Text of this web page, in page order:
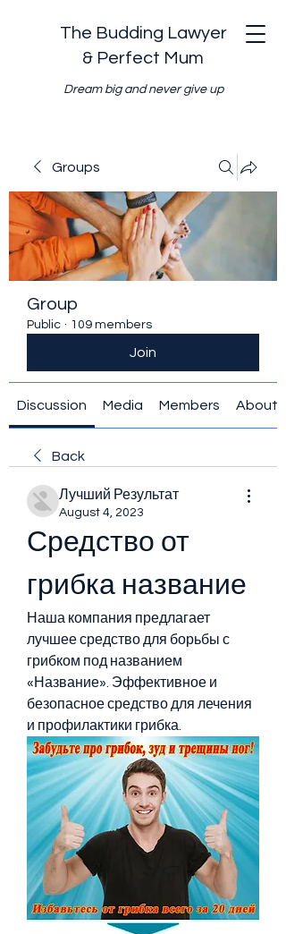
The Budding Lawyer
& Perfect Mum
Dream big and never give up
Groups
Group
Public · 109 members
Join
Discussion Media Members About
Back
Лучший Результат
August 4, 2023
Средство от
грибка название
Наша компания предлагает
лучшее средство для борьбы с
грибком под названием
«Название». Эффективное и
безопасное средство для лечения
и профилактики грибка.